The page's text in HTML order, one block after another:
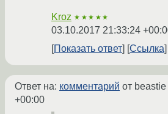
Kroz ★★★★★
03.10.2017 21:33:24
Показать ответ
Ссылка
Ответ на: комментарий от beastie
+00:00